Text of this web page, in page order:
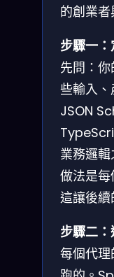
的創業
步驟一
先問：
些輸入
JSON
業務邏
做法是
這讓後續
步驟二
每個代理